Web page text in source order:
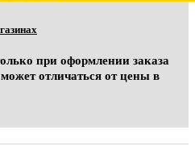
при оформлении заказа
отличаться от цены в